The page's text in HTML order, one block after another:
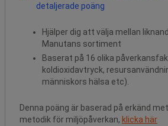
detaljerade poäng
Hjälper dig att välja mellan
Manutans sortiment
Baserat på 16 olika
koldioxidavtryck,
människors hälsa etc).
Denna poäng är baserad på erkänd
metodik för miljöpåverkan, klicka här